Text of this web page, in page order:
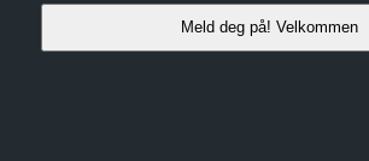
Meld deg på! Velkommen